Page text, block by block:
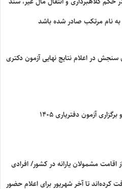
نام مرتکب صادر شده باشد
سنجش در اعلام نتایج نهایی آزمون دکتری
آزمون دفتریاری ۱۴۰۵
اقامت مشمولان یارانه در کشور/ افرادی
کرده‌اند تا آخر شهریور برای اعلام حضور